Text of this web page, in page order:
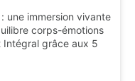
une immersion vivante
corps-émotions
Intégral grâce aux 5